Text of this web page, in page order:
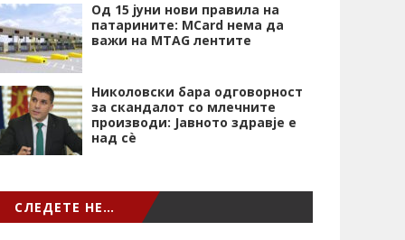
Од 15 јуни нови правила на
патарините: MCard нема да
важи на MTAG лентите
Николовски бара одговорност
за скандалот со млечните
производи: Јавното здравје е
над сѐ
СЛЕДЕТЕ НЕ…